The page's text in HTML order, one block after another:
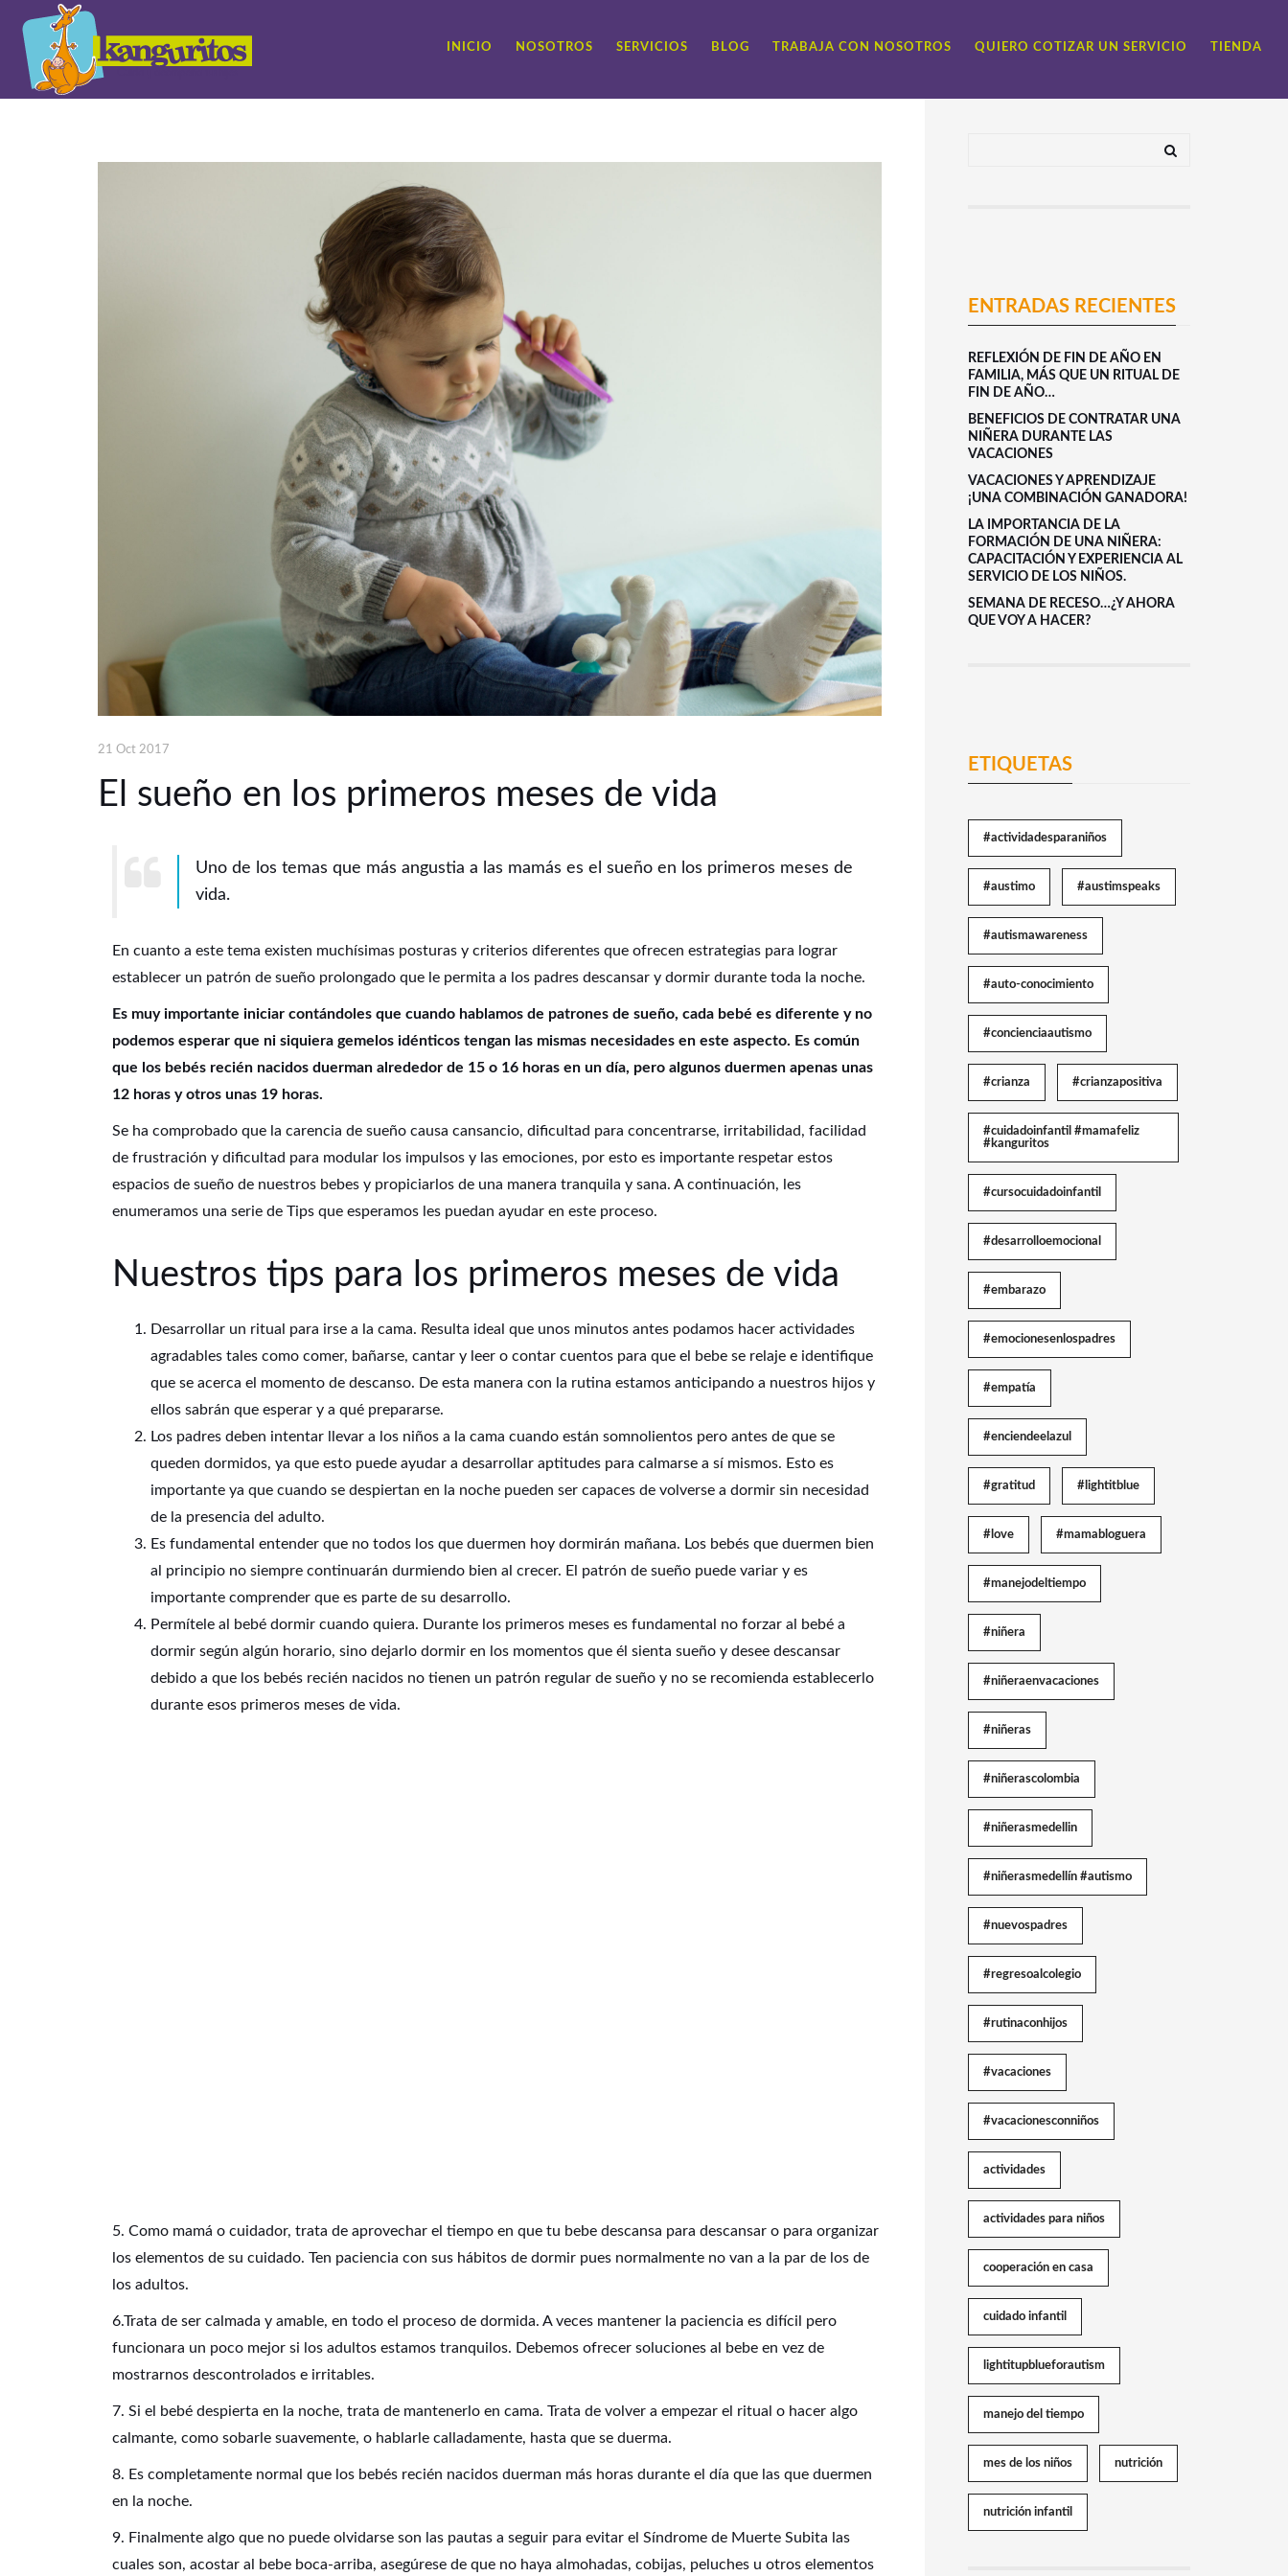
INICIO NOSOTROS SERVICIOS BLOG TRABAJA CON NOSOTROS QUIERO COTIZAR UN SERVICIO TIENDA
21 Oct 2017
El sueño en los primeros meses de vida
Uno de los temas que más angustia a las mamás es el sueño en los primeros meses de
vida.
En cuanto a este tema existen muchísimas posturas y criterios diferentes que ofrecen estrategias para lograr
establecer un patrón de sueño prolongado que le permita a los padres descansar y dormir durante toda la noche.
Es muy importante iniciar contándoles que cuando hablamos de patrones de sueño, cada bebé es diferente y no
podemos esperar que ni siquiera gemelos idénticos tengan las mismas necesidades en este aspecto. Es común
que los bebés recién nacidos duerman alrededor de 15 o 16 horas en un día, pero algunos duermen apenas unas
12 horas y otros unas 19 horas.
Se ha comprobado que la carencia de sueño causa cansancio, dificultad para concentrarse, irritabilidad, facilidad
de frustración y dificultad para modular los impulsos y las emociones, por esto es importante respetar estos
espacios de sueño de nuestros bebes y propiciarlos de una manera tranquila y sana. A continuación, les
enumeramos una serie de Tips que esperamos les puedan ayudar en este proceso.
Nuestros tips para los primeros meses de vida
Desarrollar un ritual para irse a la cama. Resulta ideal que unos minutos antes podamos hacer actividades
agradables tales como comer, bañarse, cantar y leer o contar cuentos para que el bebe se relaje e identifique
que se acerca el momento de descanso. De esta manera con la rutina estamos anticipando a nuestros hijos y
ellos sabrán que esperar y a qué prepararse.
Los padres deben intentar llevar a los niños a la cama cuando están somnolientos pero antes de que se
queden dormidos, ya que esto puede ayudar a desarrollar aptitudes para calmarse a sí mismos. Esto es
importante ya que cuando se despiertan en la noche pueden ser capaces de volverse a dormir sin necesidad
de la presencia del adulto.
Es fundamental entender que no todos los que duermen hoy dormirán mañana. Los bebés que duermen bien
al principio no siempre continuarán durmiendo bien al crecer. El patrón de sueño puede variar y es
importante comprender que es parte de su desarrollo.
Permítele al bebé dormir cuando quiera. Durante los primeros meses es fundamental no forzar al bebé a
dormir según algún horario, sino dejarlo dormir en los momentos que él sienta sueño y desee descansar
debido a que los bebés recién nacidos no tienen un patrón regular de sueño y no se recomienda establecerlo
durante esos primeros meses de vida.
5. Como mamá o cuidador, trata de aprovechar el tiempo en que tu bebe descansa para descansar o para organizar
los elementos de su cuidado. Ten paciencia con sus hábitos de dormir pues normalmente no van a la par de los de
los adultos.
6.Trata de ser calmada y amable, en todo el proceso de dormida. A veces mantener la paciencia es difícil pero
funcionara un poco mejor si los adultos estamos tranquilos. Debemos ofrecer soluciones al bebe en vez de
mostrarnos descontrolados e irritables.
7. Si el bebé despierta en la noche, trata de mantenerlo en cama. Trata de volver a empezar el ritual o hacer algo
calmante, como sobarle suavemente, o hablarle calladamente, hasta que se duerma.
8. Es completamente normal que los bebés recién nacidos duerman más horas durante el día que las que duermen
en la noche.
9. Finalmente algo que no puede olvidarse son las pautas a seguir para evitar el Síndrome de Muerte Subita las
cuales son, acostar al bebe boca-arriba, asegúrese de que no haya almohadas, cobijas, peluches u otros elementos
ENTRADAS RECIENTES
REFLEXIÓN DE FIN DE AÑO EN
FAMILIA, MÁS QUE UN RITUAL DE
FIN DE AÑO…
BENEFICIOS DE CONTRATAR UNA
NIÑERA DURANTE LAS
VACACIONES
VACACIONES Y APRENDIZAJE
¡UNA COMBINACIÓN GANADORA!
LA IMPORTANCIA DE LA
FORMACIÓN DE UNA NIÑERA:
CAPACITACIÓN Y EXPERIENCIA AL
SERVICIO DE LOS NIÑOS.
SEMANA DE RECESO…¿Y AHORA
QUE VOY A HACER?
ETIQUETAS
#actividadesparaniños
#austimo #austimspeaks
#autismawareness
#auto-conocimiento
#concienciaautismo
#crianza #crianzapositiva
#cuidadoinfantil #mamafeliz
#kanguritos
#cursocuidadoinfantil
#desarrolloemocional
#embarazo
#emocionesenlospadres
#empatía
#enciendeelazul
#gratitud #lightitblue
#love #mamabloguera
#manejodeltiempo
#niñera
#niñeraenvacaciones
#niñeras
#niñerascolombia
#niñerasmedellin
#niñerasmedellín #autismo
#nuevospadres
#regresoalcolegio
#rutinaconhijos
#vacaciones
#vacacionesconniños
actividades
actividades para niños
cooperación en casa
cuidado infantil
lightitupblueforautism
manejo del tiempo
mes de los niños nutrición
nutrición infantil